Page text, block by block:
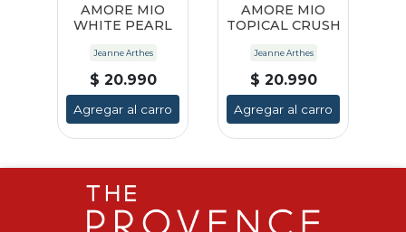
AMORE MIO
WHITE PEARL
Jeanne Arthes
$ 20.990
Agregar al carro
AMORE MIO
TOPICAL CRUSH
Jeanne Arthes
$ 20.990
Agregar al carro